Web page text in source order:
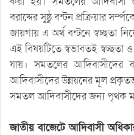
বরাদ্দের সুষ্ঠু বন্টন প্রক্রিয়ার
জায়গায় এ অর্থ বন্টনে স্বচ্ছতা
এই বিষয়টিতে স্বভাবতই স্বচ্ছতা
যায়। সমতলের আদিবাসীদের
আদিবাসীদের উন্নয়নের মূল
সমতল আদিবাসীদের জন্য পৃথক
জাতীয় বাজেটে আদিবাসী